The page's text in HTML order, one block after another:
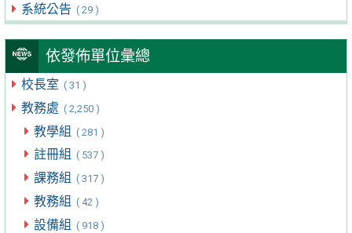
系統公告 ( 29 )
依發佈單位彙總
校長室 ( 31 )
教務處 ( 2,250 )
教學組 ( 281 )
註冊組 ( 537 )
課務組 ( 317 )
教務組 ( 42 )
設備組 ( 918 )